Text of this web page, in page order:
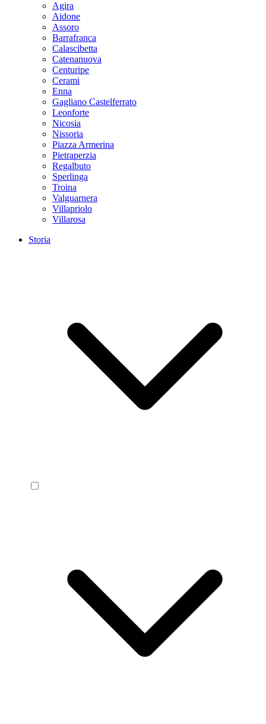
Agira
Aidone
Assoro
Barrafranca
Calascibetta
Catenanuova
Centuripe
Cerami
Enna
Gagliano Castelferrato
Leonforte
Nicosia
Nissoria
Piazza Armerina
Pietraperzia
Regalbuto
Sperlinga
Troina
Valguarnera
Villapriolo
Villarosa
Storia